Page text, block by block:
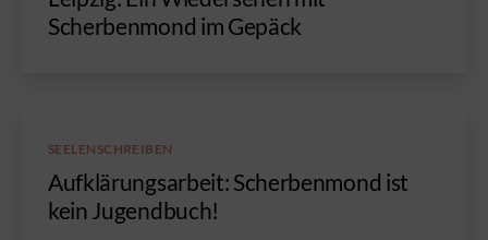
Scherbenmond im Gepäck
Kategorien
SEELENSCHREIBEN
Aufklärungsarbeit: Scherbenmond ist
kein Jugendbuch!